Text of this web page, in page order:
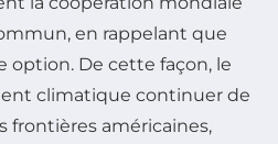
en rappelant que
option. De cette façon, le
climatique continuer de
frontières américaines,